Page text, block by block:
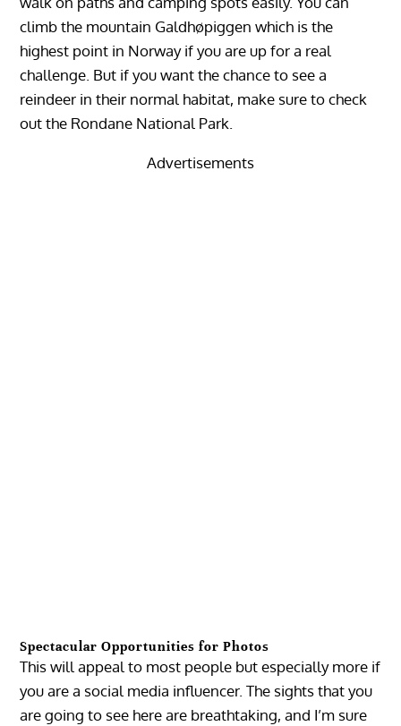
climb the mountain Galdhøpiggen which is the
highest point in Norway if you are up for a real
challenge. But if you want the chance to see a
reindeer in their normal habitat, make sure to check
out the Rondane National Park.
Advertisements
Spectacular Opportunities for Photos
This will appeal to most people but especially more if
you are a social media influencer. The sights that you
are going to see here are breathtaking, and I’m sure